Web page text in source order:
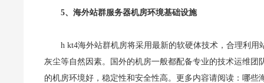
5、海外站群服务器机房环境基础设施
h kt4海外站群机房将采用最新的软硬体技术，合理利
灰尘等自然因素。国外的机房一般都配备专业的技术运维
的机房环境好，稳定性和安全性高。更多内容请阅读：哪些